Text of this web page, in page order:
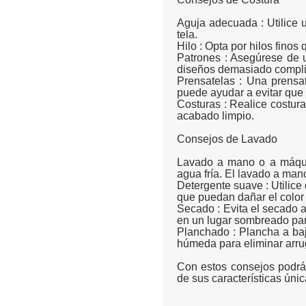
Aguja adecuada : Utilice
tela.
Hilo : Opta por hilos finos
Patrones : Asegúrese de
diseños demasiado
Prensatelas : Una
puede ayudar a evitar
Costuras : Realice
acabado limpio.
Consejos de Lavado
Lavado a mano o a
agua fría. El lavado a
Detergente suave :
que puedan dañar el
Secado : Evita el secado
en un lugar sombreado
Planchado : Plancha a
húmeda para eliminar
Con estos consejos
de sus características